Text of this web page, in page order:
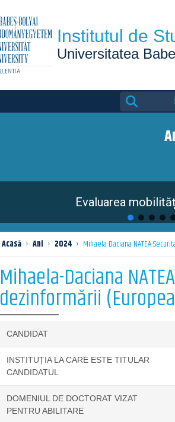
Institutul de
Universitatea
Search
for:
Evaluarea
Acasă › Ani › 2024 › Mihaela-Daciana NATEA-
Mihaela-Daciana
dezinformării
CANDIDAT
INSTITUȚIA LA CARE ESTE TITULAR
CANDIDATUL
DOMENIUL DE DOCTORAT VIZAT
PENTRU ABILITARE